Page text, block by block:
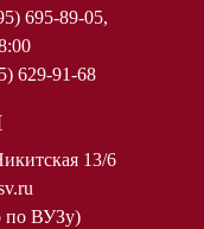
695-89-05,
629-91-68
13/6
по ВУЗу)